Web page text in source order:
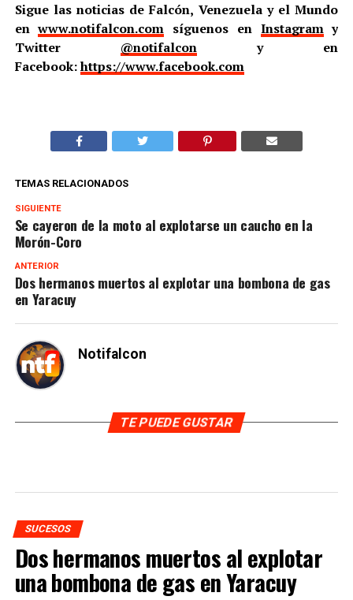
Sigue las noticias de Falcón, Venezuela y el Mundo
enwww.notifalcon.com síguenos en Instagramy
Twitter @notifalcony en
Facebook:https://www.facebook.com
TEMAS RELACIONADOS
SIGUIENTE
Se cayeron de la moto al explotarse un caucho en la
Morón-Coro
ANTERIOR
Dos hermanos muertos al explotar una bombona de gas
en Yaracuy
Notifalcon
TE PUEDE GUSTAR
SUCESOS
Dos hermanos muertos al explotar
una bombona de gas en Yaracuy